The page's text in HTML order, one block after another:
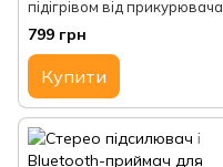
підігрівом від прикурювача
8266 підігрівання сидінь і
перемикач режимів
799 грн
Купити